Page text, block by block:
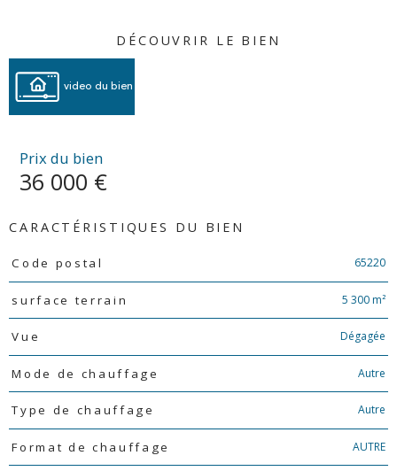
DÉCOUVRIR LE BIEN
video du bien
Prix du bien
36 000 €
CARACTÉRISTIQUES DU BIEN
Caractéristiques Valeurs
Code postal 65220
surface terrain 5 300 m²
Vue Dégagée
Mode de chauffage Autre
Type de chauffage Autre
Format de chauffage AUTRE